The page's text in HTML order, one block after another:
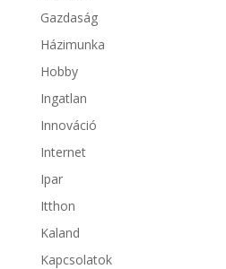
Gazdaság
Házimunka
Hobby
Ingatlan
Innováció
Internet
Ipar
Itthon
Kaland
Kapcsolatok